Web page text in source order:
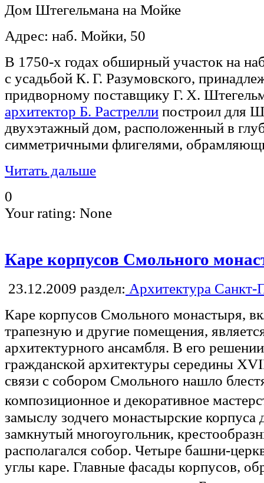
Дом Штегельмана на Мойке
Адрес: наб. Мойки, 50
В 1750-х годах обширный участок на
с усадьбой К. Г. Разумовского,
придворному поставщику Г. X.
архитектор Б. Растрелли построил для
двухэтажный дом, расположенный в
симметричными флигелями,
Читать дальше
0
Your rating: None
Каре корпусов Смольного
23.12.2009 раздел: Архитектура Санкт-
Каре корпусов Смольного монастыря,
трапезную и другие помещения,
архитектурного ансамбля. В его
гражданской архитектуры середины
связи с собором Смольного нашло
композиционное и декоративное
замыслу зодчего монастырские
замкнутый многоугольник,
располагался собор. Четыре башни-
углы каре. Главные фасады корпусов,